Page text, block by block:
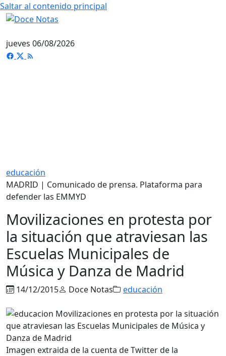
Saltar al contenido principal
jueves 06/08/2026
educación
MADRID | Comunicado de prensa. Plataforma para
defender las EMMYD
Movilizaciones en protesta por
la situación que atraviesan las
Escuelas Municipales de
Música y Danza de Madrid
14/12/2015 Doce Notas educación
Imagen extraida de la cuenta de Twitter de la